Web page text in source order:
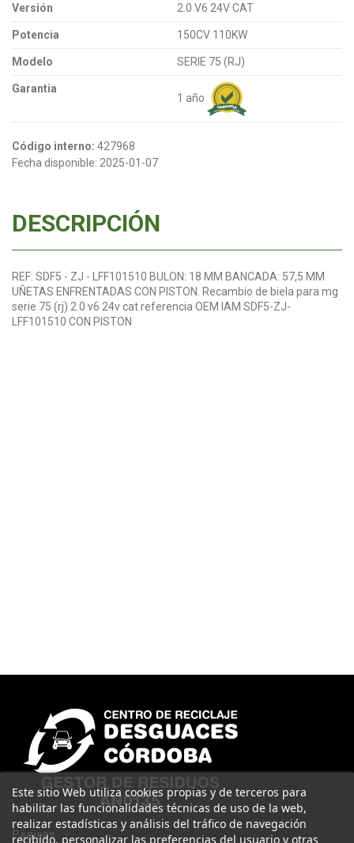
Versión 2.0 V6 24V CAT
Potencia 150CV 110KW
Modelo SERIE 75 (RJ)
Garantia
1 año
Código interno: 427968
Fecha disponible: 2025-01-07
DESCRIPCIÓN
REF: SDF5 - ZJ - LFF101510 BULON: 18 MM BANCADA: 57,5 MM
UÑETAS ENFRENTADAS CON PISTON. Recambio de biela para mg
serie 75 (rj) 2.0 v6 24v cat referencia OEM IAM SDF5-ZJ-
LFF101510 CON PISTON
Páginas
Este sitio Web utiliza cookies propias y de terceros para
habilitar las funcionalidades técnicas de uso de la web,
realizar estadísticas y análisis del tráfico de navegación
recibido, personalizar las preferencias del usuario y otras